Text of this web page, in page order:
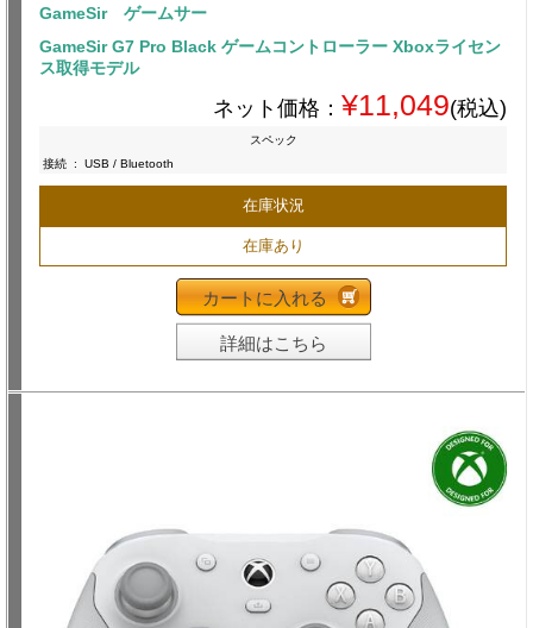
GameSir ゲームサー
GameSir G7 Pro Black ゲームコントローラー Xboxライセン
ス取得モデル
ネット価格： ¥11,049(税込)
スペック
接続 : USB / Bluetooth
在庫状況
在庫あり
カートに入れる
詳細はこちら